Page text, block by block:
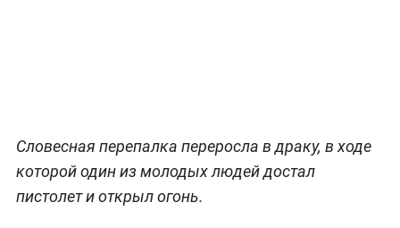
Словесная перепалка переросла в драку, в ходе
которой один из молодых людей достал
пистолет и открыл огонь.